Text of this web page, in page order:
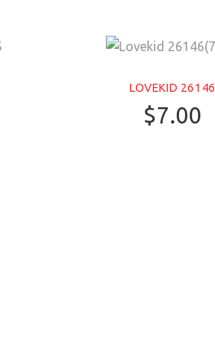
LOVEKID 26146
$7.00